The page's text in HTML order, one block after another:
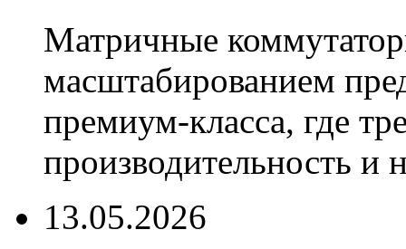
Матричные
масштабированием
премиум-класса, где
производительность и
13.05.2026